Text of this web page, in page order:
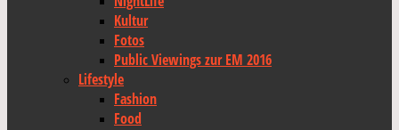
Kultur
Fotos
Public Viewings zur EM 2016
Lifestyle
Fashion
Food